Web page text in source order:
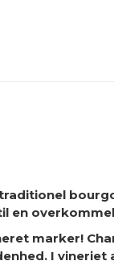
en
marker!
I